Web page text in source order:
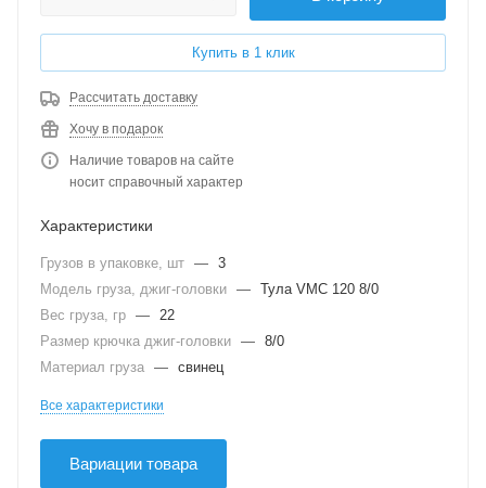
Купить в 1 клик
Рассчитать доставку
Хочу в подарок
Наличие товаров на сайте
носит справочный характер
Характеристики
Грузов в упаковке, шт — 3
Модель груза, джиг-головки — Тула VMC 120 8/0
Вес груза, гр — 22
Размер крючка джиг-головки — 8/0
Материал груза — свинец
Все характеристики
Вариации товара